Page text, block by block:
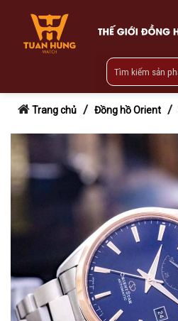
content
Trang chủ / Đồng hồ Orient /